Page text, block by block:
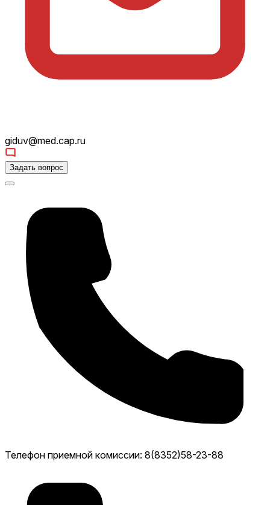
giduv@med.cap.ru
Задать вопрос
Телефон приемной комиссии: 8(8352)58-23-88